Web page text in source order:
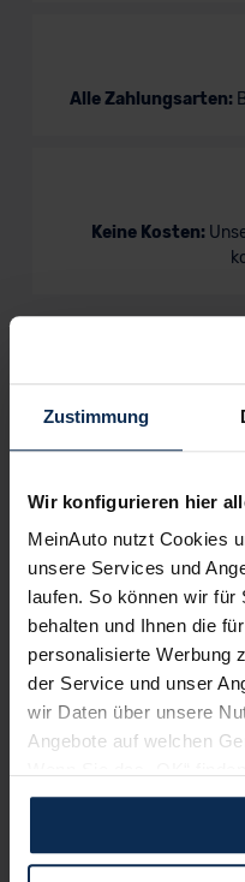
Zustimmung
Wir konfigurieren hier
MeinAuto nutzt Cookies
unsere Services und
laufen. So können wir für
behalten und Ihnen die
personalisierte Werbung
der Service und unser
wir Daten über unsere
Angebote auf welchen
und erlauben uns
verwenden und diese
etwa an unsere
Alle Zahlungsarten:
Keine Kosten:
Wir sind stolz auf eine
dadurch ihr Wunschauto
bewerten unsere Arbeit
Sehen Sie sich unsere